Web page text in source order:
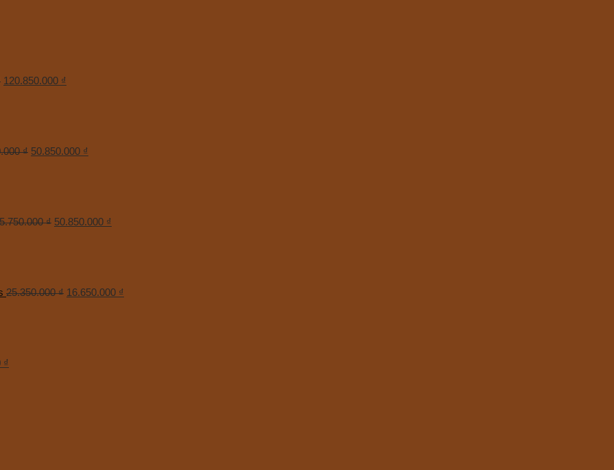
120.850.000 ₫
₫ 50.850.000 ₫
₫ 50.850.000 ₫
25.350.000₫ 16.650.000 ₫
₫